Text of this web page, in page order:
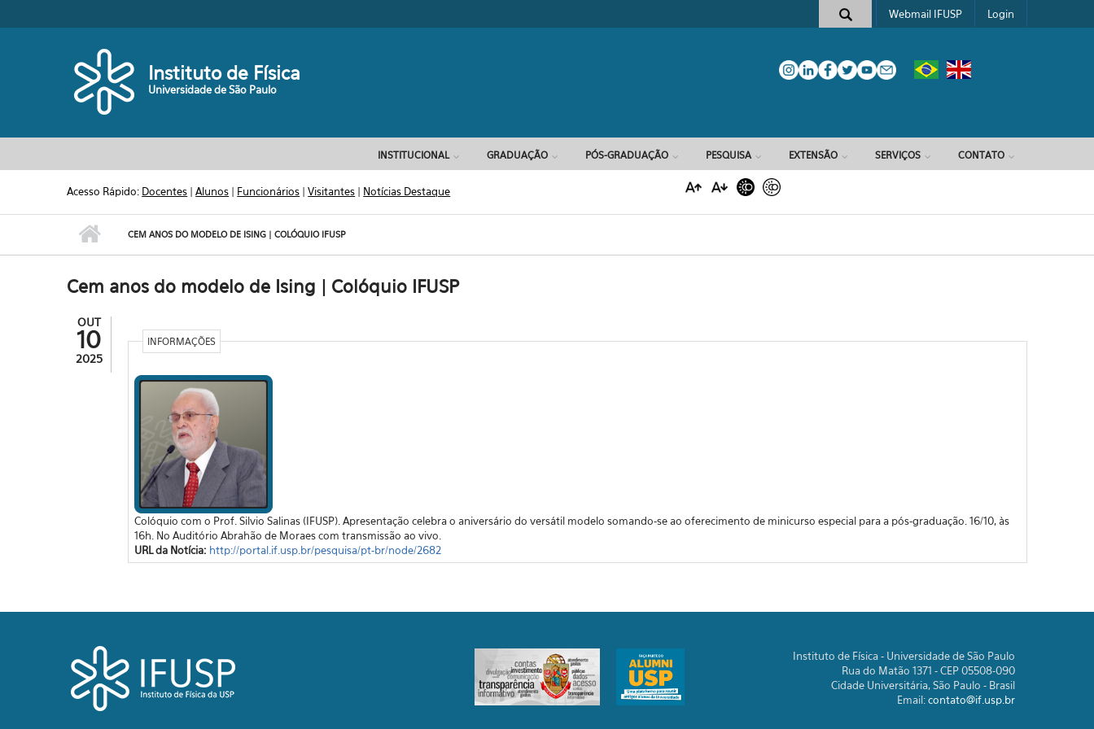
Formulário de busca
Webmail IFUSP Login
Instituto de Física
Universidade de São Paulo
INSTITUCIONAL GRADUAÇÃO PÓS-GRADUAÇÃO PESQUISA EXTENSÃO SERVIÇOS CONTATO
Acesso Rápido: Docentes |Alunos | Funcionários |Visitantes | Notícias Destaque
CEM ANOS DO MODELO DE ISING | COLÓQUIO IFUSP
Cem anos do modelo de Ising | Colóquio IFUSP
OUT
10
2025
INFORMAÇÕES
Colóquio com o Prof. Silvio Salinas (IFUSP). Apresentação celebra o aniversário do versátil modelo somando-se ao oferecimento de minicurso especial para a pós-graduação. 16/10, às
16h. No Auditório Abrahão de Moraes com transmissão ao vivo.
URL da Notícia: http://portal.if.usp.br/pesquisa/pt-br/node/2682
Instituto de Física - Universidade de São Paulo
Rua do Matão 1371 - CEP 05508-090
Cidade Universitária, São Paulo - Brasil
Email:contato@if.usp.br